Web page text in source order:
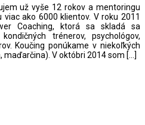
už vyše 12 rokov a mentoringu
ako 6000 klientov. V roku 2011
Coaching, ktorá sa skladá sa
trénerov, psychológov,
Koučing ponúkame v niekoľkých
maďarčina). V októbri 2014 som […]